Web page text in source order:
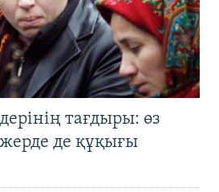
тағдыры: өз
де құқығы